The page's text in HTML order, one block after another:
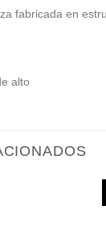
fabricada en
alto